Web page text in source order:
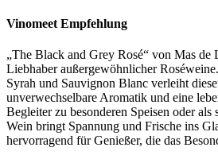
Vinomeet Empfehlung
„The Black and Grey Rosé“ von Mas de
Liebhaber außergewöhnlicher
Syrah und Sauvignon Blanc verleiht
unverwechselbare Aromatik und eine
Begleiter zu besonderen Speisen oder
Wein bringt Spannung und Frische ins
hervorragend für Genießer, die das